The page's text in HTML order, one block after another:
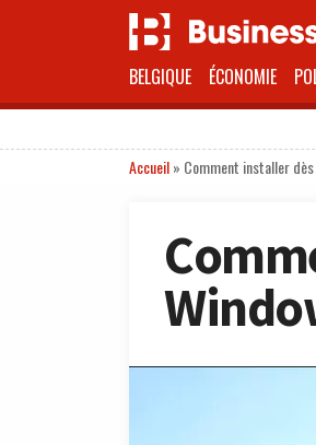
BELGIQUE ÉCONOMIE
Accueil» Comment installer